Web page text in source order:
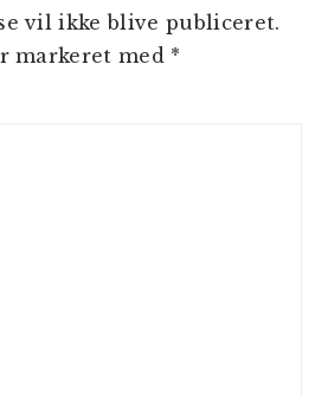
vil ikke blive publiceret.
markeret med *